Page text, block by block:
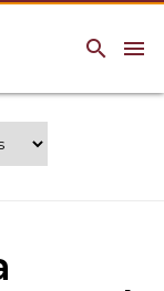
menu
search